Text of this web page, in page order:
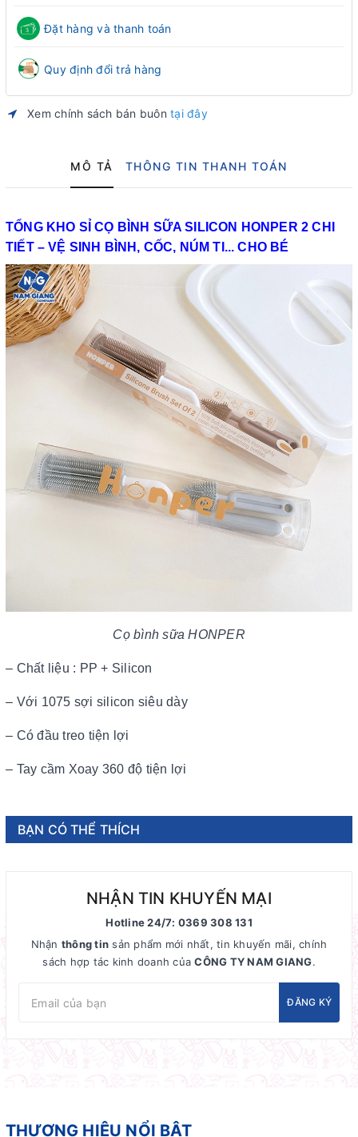
Đặt hàng và thanh toán
Quy định đổi trả hàng
Xem chính sách bán buôn tại đây
MÔ TẢ THÔNG TIN THANH TOÁN
TỔNG KHO SỈ CỌ BÌNH SỮA SILICON HONPER 2 CHI
TIẾT – VỆ SINH BÌNH, CỐC, NÚM TI... CHO BÉ
Cọ bình sữa HONPER
– Chất liệu : PP + Silicon
– Với 1075 sợi silicon siêu dày
– Có đầu treo tiện lợi
– Tay cầm Xoay 360 độ tiện lợi
BẠN CÓ THỂ THÍCH
NHẬN TIN KHUYẾN MẠI
Hotline 24/7: 0369 308 131
Nhận thông tin sản phẩm mới nhất, tin khuyến mãi, chính
sách hợp tác kinh doanh củaCÔNG TY NAM GIANG.
ĐĂNG KÝ
THƯƠNG HIỆU NỔI BẬT